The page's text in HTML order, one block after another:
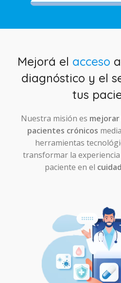
Mejorá el acceso
diagnóstico y el
tus
Nuestra misión es mejorar
pacientes crónicos
herramientas
transformar la
paciente en el